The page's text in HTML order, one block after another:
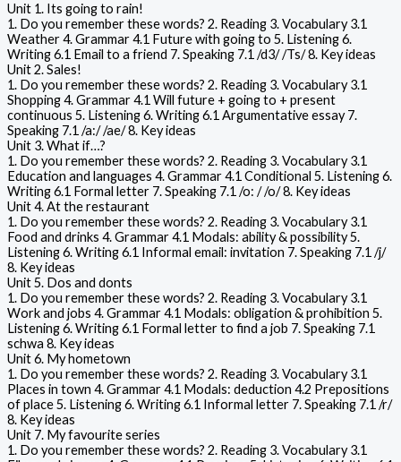
Unit 1. Its going to rain!
1. Do you remember these words? 2. Reading 3. Vocabulary 3.1
Weather 4. Grammar 4.1 Future with going to 5. Listening 6.
Writing 6.1 Email to a friend 7. Speaking 7.1 /d3/ /Ts/ 8. Key ideas
Unit 2. Sales!
1. Do you remember these words? 2. Reading 3. Vocabulary 3.1
Shopping 4. Grammar 4.1 Will future + going to + present
continuous 5. Listening 6. Writing 6.1 Argumentative essay 7.
Speaking 7.1 /a:/ /ae/ 8. Key ideas
Unit 3. What if…?
1. Do you remember these words? 2. Reading 3. Vocabulary 3.1
Education and languages 4. Grammar 4.1 Conditional 5. Listening 6.
Writing 6.1 Formal letter 7. Speaking 7.1 /o: / /o/ 8. Key ideas
Unit 4. At the restaurant
1. Do you remember these words? 2. Reading 3. Vocabulary 3.1
Food and drinks 4. Grammar 4.1 Modals: ability & possibility 5.
Listening 6. Writing 6.1 Informal email: invitation 7. Speaking 7.1 /j/
8. Key ideas
Unit 5. Dos and donts
1. Do you remember these words? 2. Reading 3. Vocabulary 3.1
Work and jobs 4. Grammar 4.1 Modals: obligation & prohibition 5.
Listening 6. Writing 6.1 Formal letter to find a job 7. Speaking 7.1
schwa 8. Key ideas
Unit 6. My hometown
1. Do you remember these words? 2. Reading 3. Vocabulary 3.1
Places in town 4. Grammar 4.1 Modals: deduction 4.2 Prepositions
of place 5. Listening 6. Writing 6.1 Informal letter 7. Speaking 7.1 /r/
8. Key ideas
Unit 7. My favourite series
1. Do you remember these words? 2. Reading 3. Vocabulary 3.1